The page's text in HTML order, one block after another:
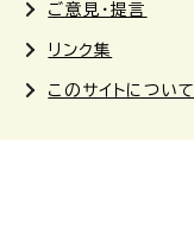
ご意見・提言
リンク集
このサイトについて